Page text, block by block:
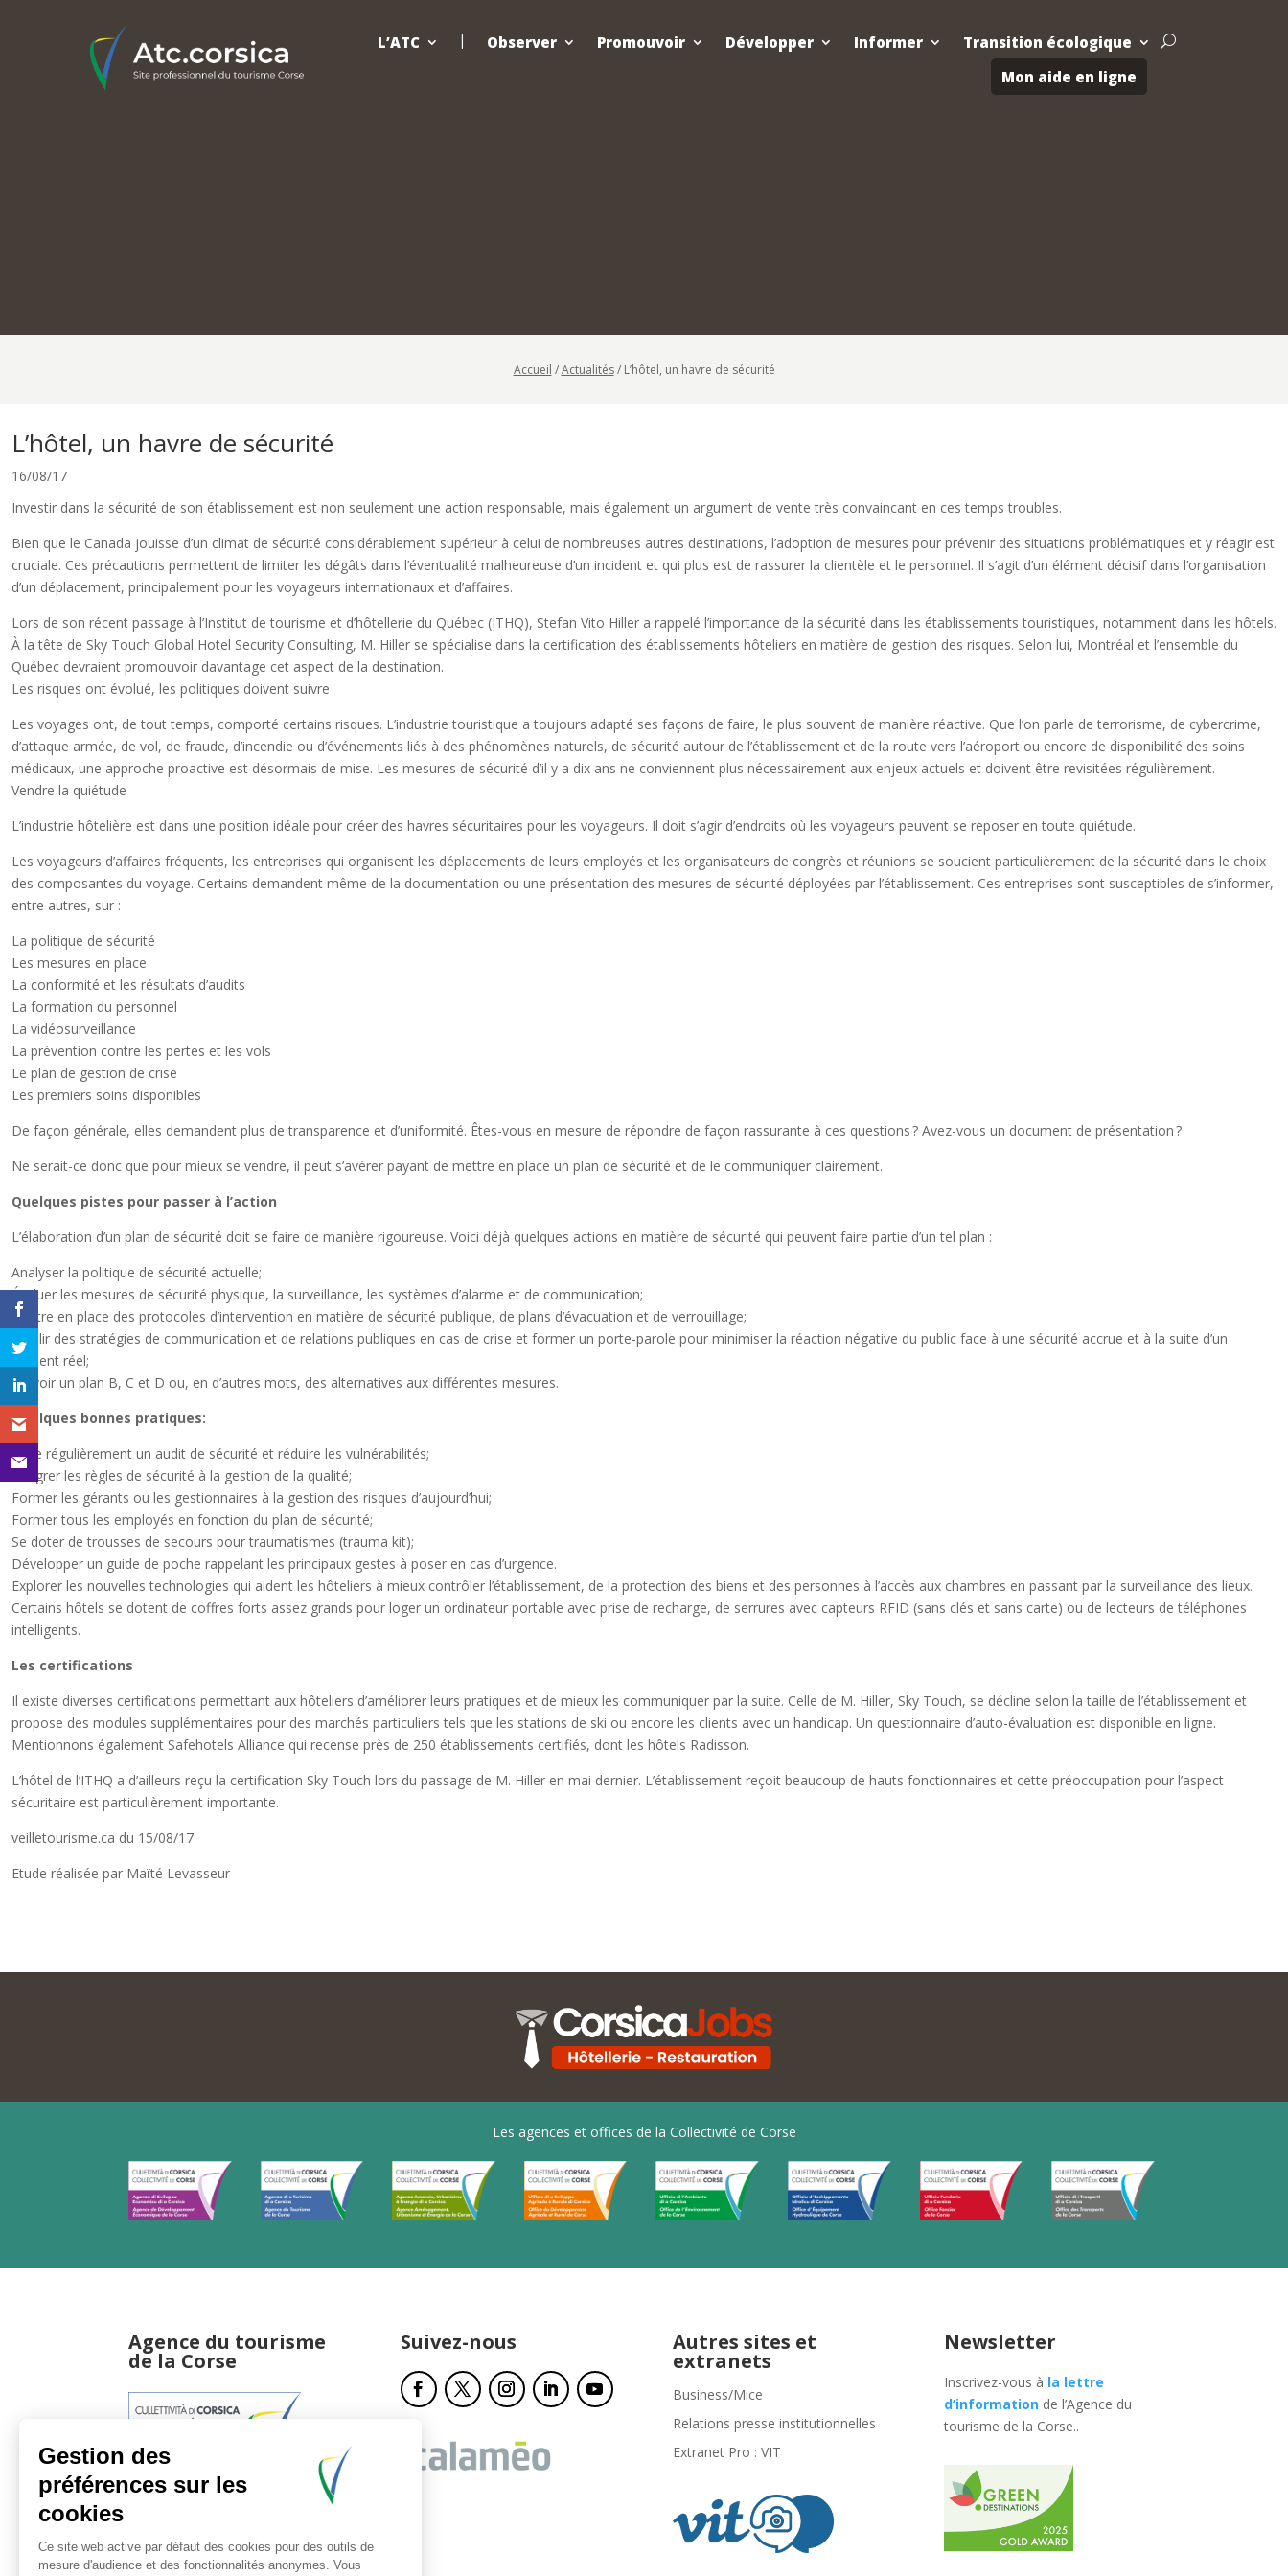
L’ATC Observer Promouvoir Développer Informer
Transition écologique
Mon aide en ligne
U
Accueil /Actualités/ L’hôtel, un havre de sécurité
L’hôtel, un havre de sécurité
16/08/17
Investir dans la sécurité de son établissement est non seulement une action responsable, mais également un argument de vente très convaincant en ces temps troubles.
Bien que le Canada jouisse d’un climat de sécurité considérablement supérieur à celui de nombreuses autres destinations, l’adoption de mesures pour prévenir des situations problématiques et y réagir est
cruciale. Ces précautions permettent de limiter les dégâts dans l’éventualité malheureuse d’un incident et qui plus est de rassurer la clientèle et le personnel. Il s’agit d’un élément décisif dans l’organisation
d’un déplacement, principalement pour les voyageurs internationaux et d’affaires.
Lors de son récent passage à l’Institut de tourisme et d’hôtellerie du Québec (ITHQ), Stefan Vito Hiller a rappelé l’importance de la sécurité dans les établissements touristiques, notamment dans les hôtels.
À la tête de Sky Touch Global Hotel Security Consulting, M. Hiller se spécialise dans la certification des établissements hôteliers en matière de gestion des risques. Selon lui, Montréal et l’ensemble du
Québec devraient promouvoir davantage cet aspect de la destination.
Les risques ont évolué, les politiques doivent suivre
Les voyages ont, de tout temps, comporté certains risques. L’industrie touristique a toujours adapté ses façons de faire, le plus souvent de manière réactive. Que l’on parle de terrorisme, de cybercrime,
d’attaque armée, de vol, de fraude, d’incendie ou d’événements liés à des phénomènes naturels, de sécurité autour de l’établissement et de la route vers l’aéroport ou encore de disponibilité des soins
médicaux, une approche proactive est désormais de mise. Les mesures de sécurité d’il y a dix ans ne conviennent plus nécessairement aux enjeux actuels et doivent être revisitées régulièrement.
Vendre la quiétude
L’industrie hôtelière est dans une position idéale pour créer des havres sécuritaires pour les voyageurs. Il doit s’agir d’endroits où les voyageurs peuvent se reposer en toute quiétude.
Les voyageurs d’affaires fréquents, les entreprises qui organisent les déplacements de leurs employés et les organisateurs de congrès et réunions se soucient particulièrement de la sécurité dans le choix
des composantes du voyage. Certains demandent même de la documentation ou une présentation des mesures de sécurité déployées par l’établissement. Ces entreprises sont susceptibles de s’informer,
entre autres, sur :
La politique de sécurité
Les mesures en place
La conformité et les résultats d’audits
La formation du personnel
La vidéosurveillance
La prévention contre les pertes et les vols
Le plan de gestion de crise
Les premiers soins disponibles
De façon générale, elles demandent plus de transparence et d’uniformité. Êtes-vous en mesure de répondre de façon rassurante à ces questions ? Avez-vous un document de présentation ?
Ne serait-ce donc que pour mieux se vendre, il peut s’avérer payant de mettre en place un plan de sécurité et de le communiquer clairement.
Quelques pistes pour passer à l’action
L’élaboration d’un plan de sécurité doit se faire de manière rigoureuse. Voici déjà quelques actions en matière de sécurité qui peuvent faire partie d’un tel plan :
Analyser la politique de sécurité actuelle;
Évaluer les mesures de sécurité physique, la surveillance, les systèmes d’alarme et de communication;
Mettre en place des protocoles d’intervention en matière de sécurité publique, de plans d’évacuation et de verrouillage;
Établir des stratégies de communication et de relations publiques en cas de crise et former un porte-parole pour minimiser la réaction négative du public face à une sécurité accrue et à la suite d’un
incident réel;
Prévoir un plan B, C et D ou, en d’autres mots, des alternatives aux différentes mesures.
Quelques bonnes pratiques:
Faire régulièrement un audit de sécurité et réduire les vulnérabilités;
Intégrer les règles de sécurité à la gestion de la qualité;
Former les gérants ou les gestionnaires à la gestion des risques d’aujourd’hui;
Former tous les employés en fonction du plan de sécurité;
Se doter de trousses de secours pour traumatismes (trauma kit);
Développer un guide de poche rappelant les principaux gestes à poser en cas d’urgence.
Explorer les nouvelles technologies qui aident les hôteliers à mieux contrôler l’établissement, de la protection des biens et des personnes à l’accès aux chambres en passant par la surveillance des lieux.
Certains hôtels se dotent de coffres forts assez grands pour loger un ordinateur portable avec prise de recharge, de serrures avec capteurs RFID (sans clés et sans carte) ou de lecteurs de téléphones
intelligents.
Les certifications
Il existe diverses certifications permettant aux hôteliers d’améliorer leurs pratiques et de mieux les communiquer par la suite. Celle de M. Hiller, Sky Touch, se décline selon la taille de l’établissement et
propose des modules supplémentaires pour des marchés particuliers tels que les stations de ski ou encore les clients avec un handicap. Un questionnaire d’auto-évaluation est disponible en ligne.
Mentionnons également Safehotels Alliance qui recense près de 250 établissements certifiés, dont les hôtels Radisson.
L’hôtel de l’ITHQ a d’ailleurs reçu la certification Sky Touch lors du passage de M. Hiller en mai dernier. L’établissement reçoit beaucoup de hauts fonctionnaires et cette préoccupation pour l’aspect
sécuritaire est particulièrement importante.
veilletourisme.ca du 15/08/17
Etude réalisée par Maïté Levasseur
Les agences et offices de la Collectivité de Corse
Agence du tourisme
de la Corse
20181 Ajaccio Cedex 01
T : 04 95 51 77 77
Suivez-nous Autres sites et
extranets
Business/Mice
Relations presse institutionnelles
Extranet Pro : VIT
Newsletter
Inscrivez-vous à la lettre
d’information de l’Agence du
tourisme de la Corse..